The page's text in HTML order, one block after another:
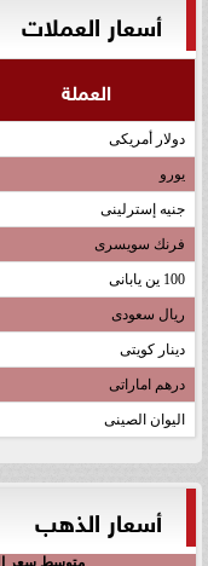
أسعار العملات
العملة
دولار أمريكى
يورو
جنيه إسترلينى
فرنك سويسرى
100 ين يابانى
ريال سعودى
دينار كويتى
درهم اماراتى
اليوان الصينى
أسعار الذهب
متوسط سعر